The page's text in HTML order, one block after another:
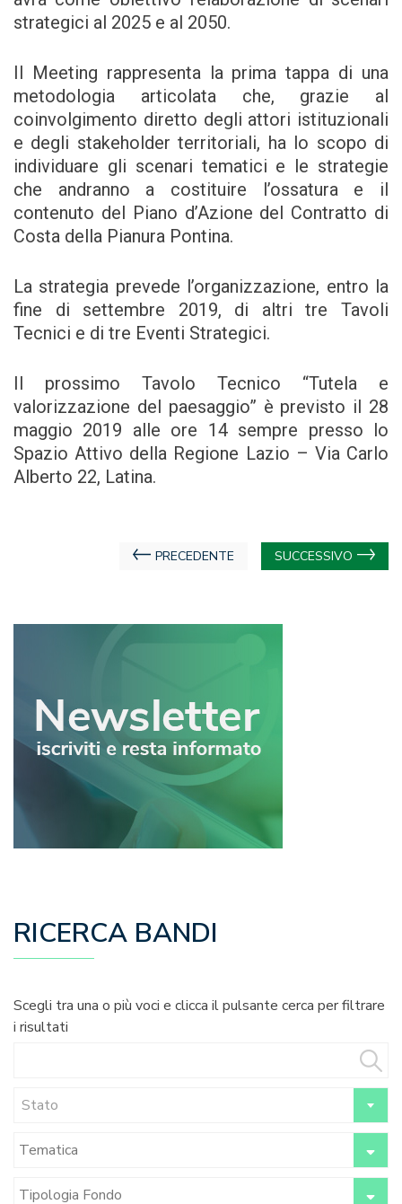
strategici al 2025 e al 2050.
Il Meeting rappresenta la prima tappa di una
metodologia articolata che, grazie al
coinvolgimento diretto degli attori istituzionali
e degli stakeholder territoriali, ha lo scopo di
individuare gli scenari tematici e le strategie
che andranno a costituire l’ossatura e il
contenuto del Piano d’Azione del Contratto di
Costa della Pianura Pontina.
La strategia prevede l’organizzazione, entro la
fine di settembre 2019, di altri tre Tavoli
Tecnici e di tre Eventi Strategici.
Il prossimo Tavolo Tecnico “Tutela e
valorizzazione del paesaggio” è previsto il 28
maggio 2019 alle ore 14 sempre presso lo
Spazio Attivo della Regione Lazio – Via Carlo
Alberto 22, Latina.
Navigazione
PRECEDENTE SUCCESSIVO
RICERCA BANDI
Scegli tra una o più voci e clicca il pulsante cerca per filtrare
i risultati
Stato